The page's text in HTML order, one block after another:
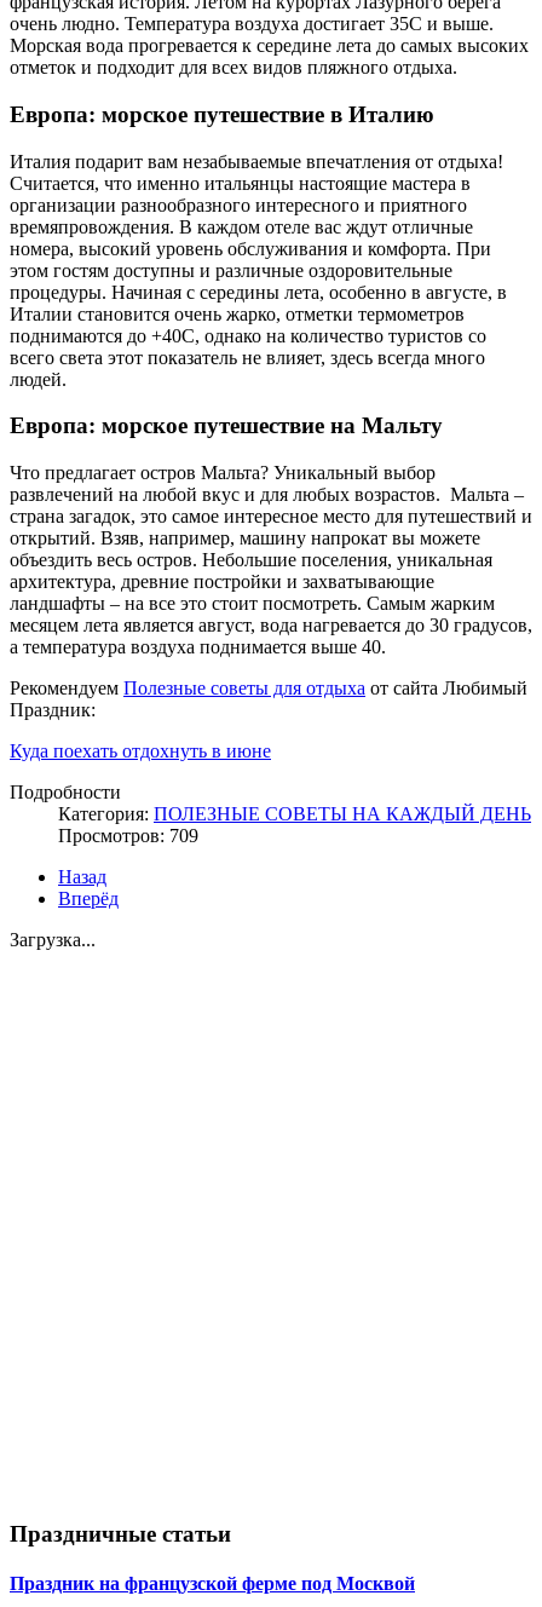
очень людно. Температура воздуха достигает 35С и выше.
Морская вода прогревается к середине лета до самых высоких
отметок и подходит для всех видов пляжного отдыха.
Европа: морское путешествие в Италию
Италия подарит вам незабываемые впечатления от отдыха!
Считается, что именно итальянцы настоящие мастера в
организации разнообразного интересного и приятного
времяпровождения. В каждом отеле вас ждут отличные
номера, высокий уровень обслуживания и комфорта. При
этом гостям доступны и различные оздоровительные
процедуры. Начиная с середины лета, особенно в августе, в
Италии становится очень жарко, отметки термометров
поднимаются до +40С, однако на количество туристов со
всего света этот показатель не влияет, здесь всегда много
людей.
Европа: морское путешествие на Мальту
Что предлагает остров Мальта? Уникальный выбор
развлечений на любой вкус и для любых возрастов. Мальта –
страна загадок, это самое интересное место для путешествий и
открытий. Взяв, например, машину напрокат вы можете
объездить весь остров. Небольшие поселения, уникальная
архитектура, древние постройки и захватывающие
ландшафты – на все это стоит посмотреть. Самым жарким
месяцем лета является август, вода нагревается до 30 градусов,
а температура воздуха поднимается выше 40.
Рекомендуем Полезные советы для отдыха от сайта Любимый
Праздник:
Куда поехать отдохнуть в июне
Подробности
Категория: ПОЛЕЗНЫЕ СОВЕТЫ НА КАЖДЫЙ ДЕНЬ
Просмотров: 709
Назад
Вперёд
Загрузка...
Праздничные статьи
Праздник на французской ферме под Москвой